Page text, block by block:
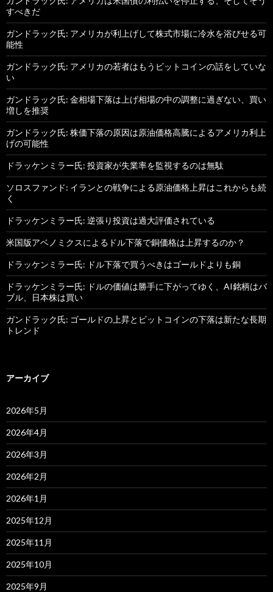
すべきだ
ガンドラック氏: アメリカが利上げして株式市場に冷水を浴びせる可
能性
ガンドラック氏: アメリカの若者はもうビットコインの話をしていな
い
ガンドラック氏: 金相場下落は上げ相場の中の調整に過ぎない、買い
増しを推奨
ガンドラック氏: 株価下落の原因は原油価格高騰によるアメリカ利上
げの可能性
ドラッケンミラー氏: 投資家が失業率を監視するのは無駄
ソロスファンド: イランとの戦争による原油価格上昇はこれからも続
く
ドラッケンミラー氏: 逆張り投資は過大評価されている
米国版アベノミクスによるドル下落で銅価格は上昇するのか？
ドラッケンミラー氏: ドル下落で買うべきはゴールドよりも銅
ドラッケンミラー氏: ドルの価値は勝手に下がってゆく、AI銘柄はバ
ブル、日本株は買い
ガンドラック氏: ゴールドの上昇とビットコインの下落は新たな長期
トレンド
アーカイブ
2026年5月
2026年4月
2026年3月
2026年2月
2026年1月
2025年12月
2025年11月
2025年10月
2025年9月